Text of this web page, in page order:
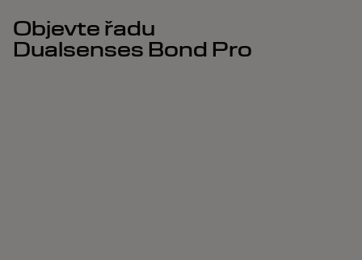
Objevte řadu
Dualsenses Bond Pro